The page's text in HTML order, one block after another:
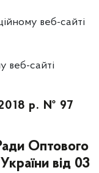
веб-сайті
веб-сайті
р. № 97
Оптового
від 03